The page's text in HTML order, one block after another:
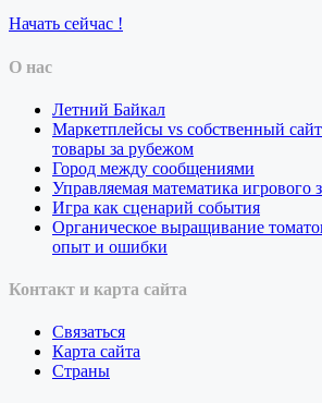
Начать сейчас !
О нас
Летний Байкал
Маркетплейсы vs собственный
товары за рубежом
Город между сообщениями
Управляемая математика игрового
Игра как сценарий события
Органическое выращивание
опыт и ошибки
Контакт и карта сайта
Связаться
Карта сайта
Страны